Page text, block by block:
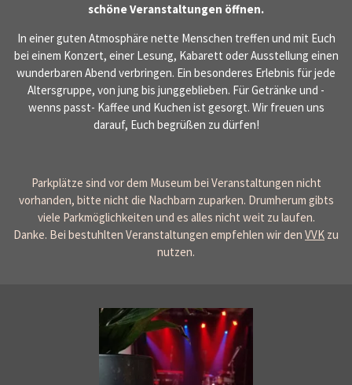
schöneVeranstaltungen öffnen.
In einer guten Atmosphäre nette Menschen treffen und mit Euch
bei einem Konzert, einer Lesung, Kabarett oder Ausstellung einen
wunderbaren Abend verbringen. Ein besonderes Erlebnis für jede
Altersgruppe, von jung bis junggeblieben. Für Getränke und -
wenns passt- Kaffee und Kuchen ist gesorgt. Wir freuen uns
darauf, Euch begrüßen zu dürfen!
Parkplätze sind vor dem Museum bei Veranstaltungen nicht
vorhanden, bitte nicht die Nachbarn zuparken. Drumherum gibts
viele Parkmöglichkeiten und es alles nicht weit zu laufen.
Danke. Bei bestuhlten Veranstaltungen empfehlen wir den VVK zu
nutzen.